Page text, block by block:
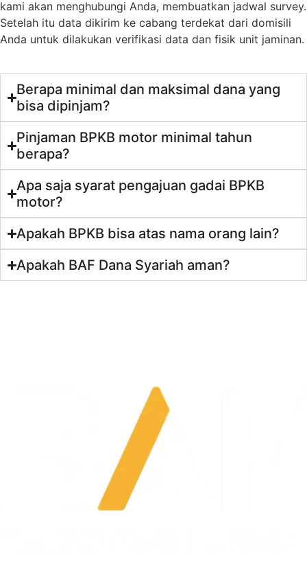
kami akan menghubungi Anda, membuatkan jadwal survey.
Setelah itu data dikirim ke cabang terdekat dari domisili
Anda untuk dilakukan verifikasi data dan fisik unit jaminan.
Berapa minimal dan maksimal dana yang
bisa dipinjam?
Pinjaman BPKB motor minimal tahun
berapa?
Apa saja syarat pengajuan gadai BPKB
motor?
Apakah BPKB bisa atas nama orang lain?
Apakah BAF Dana Syariah aman?